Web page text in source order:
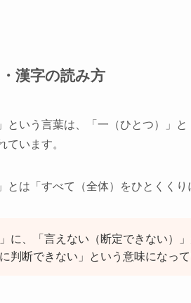
漢字の読み方
という言葉は、「一（ひとつ）」
います。
とは「すべて（全体）をひとくく
に、「言えない（断定できない）
判断できない」という意味になって